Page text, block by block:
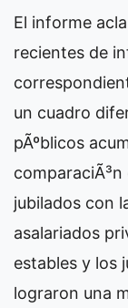
El informe
recientes de
un cuadro
pÃºblicos
jubilados con
asalariados
estables y los
lograron una